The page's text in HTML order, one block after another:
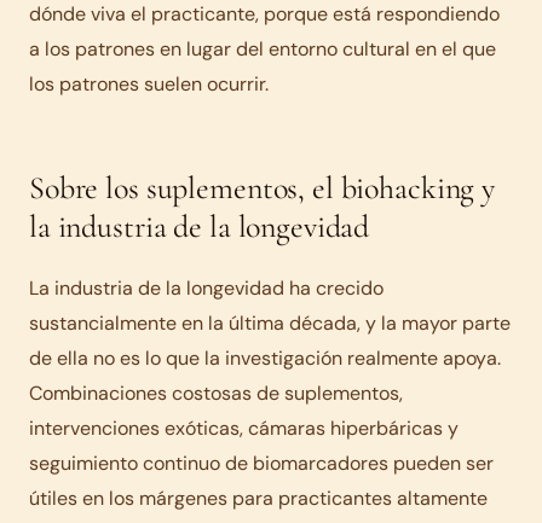
dónde viva el practicante, porque está respondiendo
a los patrones en lugar del entorno cultural en el que
los patrones suelen ocurrir.
Sobre los suplementos, el biohacking y
la industria de la longevidad
La industria de la longevidad ha crecido
sustancialmente en la última década, y la mayor parte
de ella no es lo que la investigación realmente apoya.
Combinaciones costosas de suplementos,
intervenciones exóticas, cámaras hiperbáricas y
seguimiento continuo de biomarcadores pueden ser
útiles en los márgenes para practicantes altamente